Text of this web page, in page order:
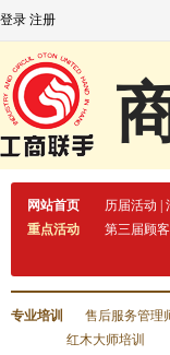
登录 注册
网站首页 历届活动
重点活动
第三届顾
专业培训 售后服务管理
红木大师培训